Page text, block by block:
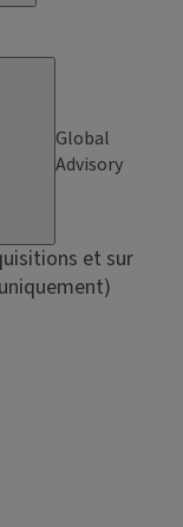
Global
Advisory
et sur